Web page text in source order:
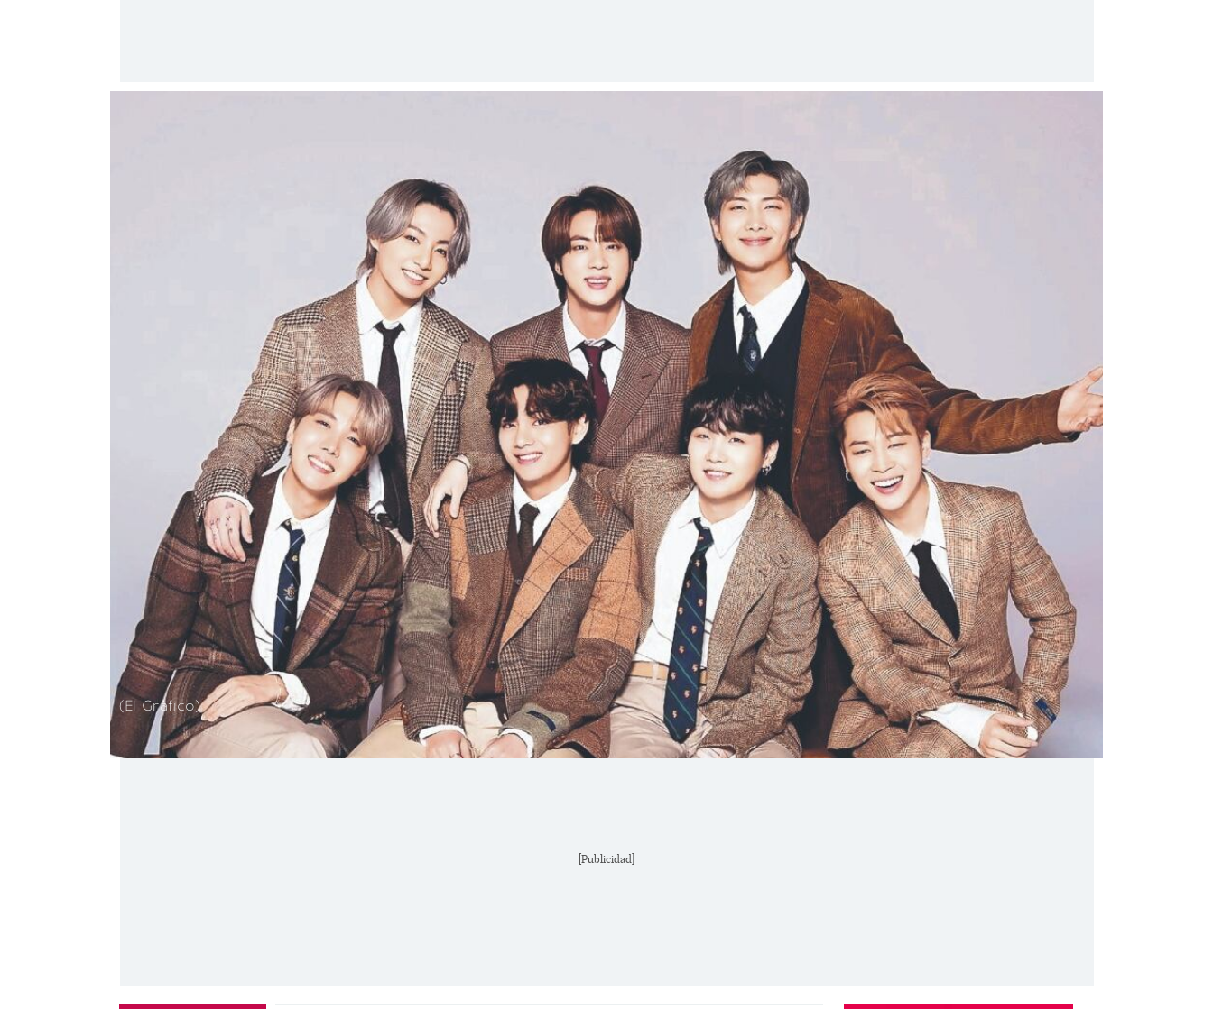
(El Gráfico)
[Publicidad]